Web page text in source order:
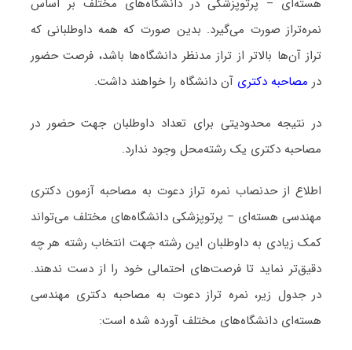
هسته‌ای – پرتوپزشکی در دانشگاه‌های مختلف بر اساس
نمره‌تراز صورت می‌گیرد. بدین صورت که همه داوطلبانی که
تراز آن‌ها بالاتر از تراز مدنظر دانشگاه‌ها باشد، فرصت حضور
در مصاحبه دکتری آن دانشگاه را خواهند داشت.
در نتیجه محدودیتی برای تعداد داوطلبان جهت حضور در
مصاحبه دکتری یک رشته‌محل وجود ندارد.
اطلاع از حدنصاب نمره تراز دعوت به مصاحبه آزمون دکتری
مهندسی هسته‌ای – پرتوپزشکی دانشگاه‌های مختلف می‌تواند
کمک زیادی به داوطلبان این رشته جهت انتخاب رشته هر چه
دقیق‌تر نماید تا فرصت‌های احتمالی خود را از دست ندهند.
در جدول زیر، نمره تراز دعوت به مصاحبه دکتری مهندسی
هسته‌ای دانشگاه‌های مختلف آورده شده است: